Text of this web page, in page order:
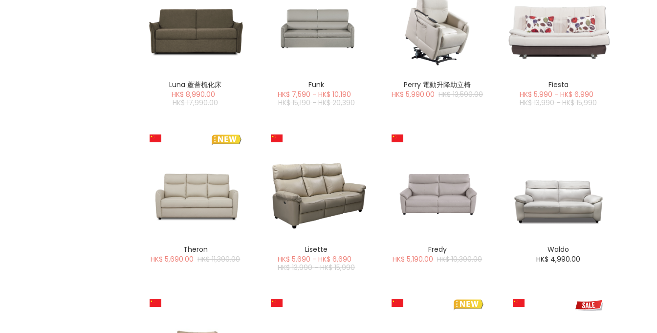
Luna 蘆薈梳化床
HK$ 8,990.00
HK$ 17,990.00
Funk
HK$ 7,590 - HK$ 10,190
HK$ 15,190 - HK$ 20,390
Perry 電動升降助立椅
HK$ 5,990.00 HK$ 13,590.00
Fiesta
HK$ 5,990 - HK$ 6,990
HK$ 13,990 - HK$ 15,990
Theron
HK$ 5,690.00 HK$ 11,390.00
Lisette
HK$ 5,690 - HK$ 6,690
HK$ 13,990 - HK$ 15,990
Fredy
HK$ 5,190.00 HK$ 10,390.00
Waldo
HK$ 4,990.00